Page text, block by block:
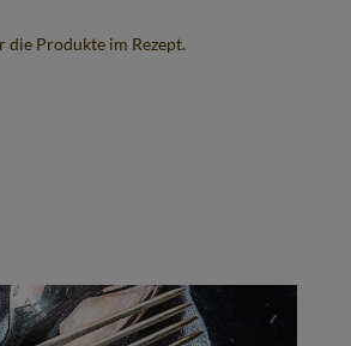
die Produkte im Rezept.